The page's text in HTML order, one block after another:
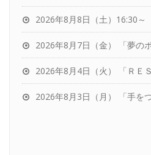
2026年8月8日（土）16:30～
2026年8月7日（金） 「夢の
2026年8月4日（火） 「ＲＥ
2026年8月3日（月） 「手を